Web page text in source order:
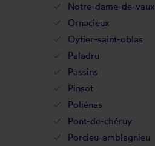
Notre-dame-de-vaux
Ornacieux
Oytier-saint-oblas
Paladru
Passins
Pinsot
Poliénas
Pont-de-chéruy
Porcieu-amblagnieu